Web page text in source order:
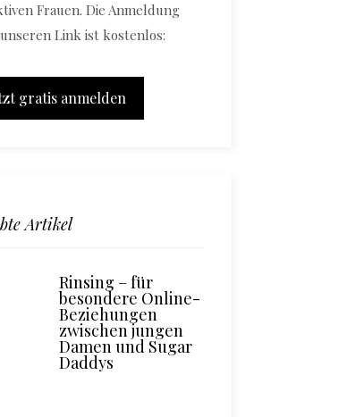
Frauen. Die Anmeldung
Link ist kostenlos:
gratis anmelden
Artikel
Rinsing – für
besondere Online-
Beziehungen
zwischen jungen
Damen und Sugar
Daddys